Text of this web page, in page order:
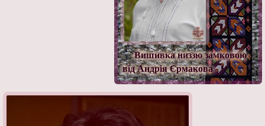
Вишивка низзю замковою
від Андрія Єрмакова